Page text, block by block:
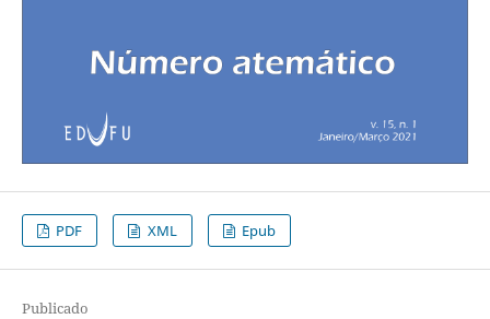
PDF XML Epub
Publicado